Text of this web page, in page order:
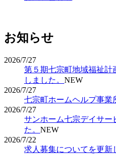
お知らせ
2026/7/27
第５期七宗町地域福祉計
しました。 NEW
2026/7/27
七宗町ホームヘルプ事業
2026/7/27
サンホーム七宗デイサー
た。 NEW
2026/7/22
求人募集についてを更新